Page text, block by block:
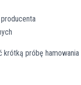
próbę